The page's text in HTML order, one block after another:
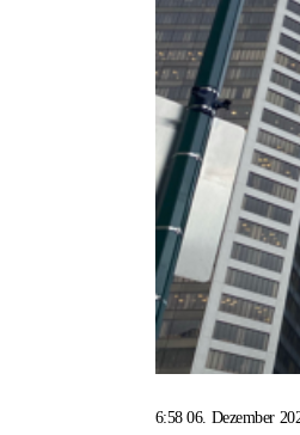
6:58 06. Dezember